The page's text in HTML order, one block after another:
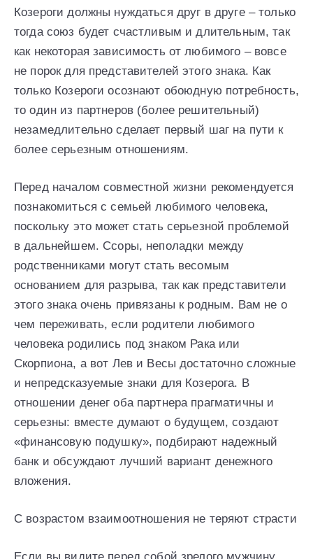
Козероги должны нуждаться друг в друге – только
тогда союз будет счастливым и длительным, так
как некоторая зависимость от любимого – вовсе
не порок для представителей этого знака. Как
только Козероги осознают обоюдную потребность,
то один из партнеров (более решительный)
незамедлительно сделает первый шаг на пути к
более серьезным отношениям.
Перед началом совместной жизни рекомендуется
познакомиться с семьей любимого человека,
поскольку это может стать серьезной проблемой
в дальнейшем. Ссоры, неполадки между
родственниками могут стать весомым
основанием для разрыва, так как представители
этого знака очень привязаны к родным. Вам не о
чем переживать, если родители любимого
человека родились под знаком Рака или
Скорпиона, а вот Лев и Весы достаточно сложные
и непредсказуемые знаки для Козерога. В
отношении денег оба партнера прагматичны и
серьезны: вместе думают о будущем, создают
«финансовую подушку», подбирают надежный
банк и обсуждают лучший вариант денежного
вложения.
С возрастом взаимоотношения не теряют страсти